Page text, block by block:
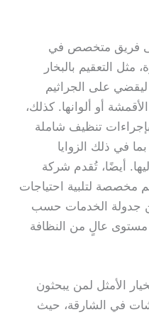
فريق متخصص في
التعقيم بالبخار
على الجراثيم
أو ألوانها. كذلك،
تنظيف شاملة
في ذلك الزوايا
أيضًا، تُقدم شركة
مخصصة لتلبية احتياجات
جدولة الخدمات حسب
عالٍ من النظافة
الأمثل لمن يبحثون
في الشارقة، حيث